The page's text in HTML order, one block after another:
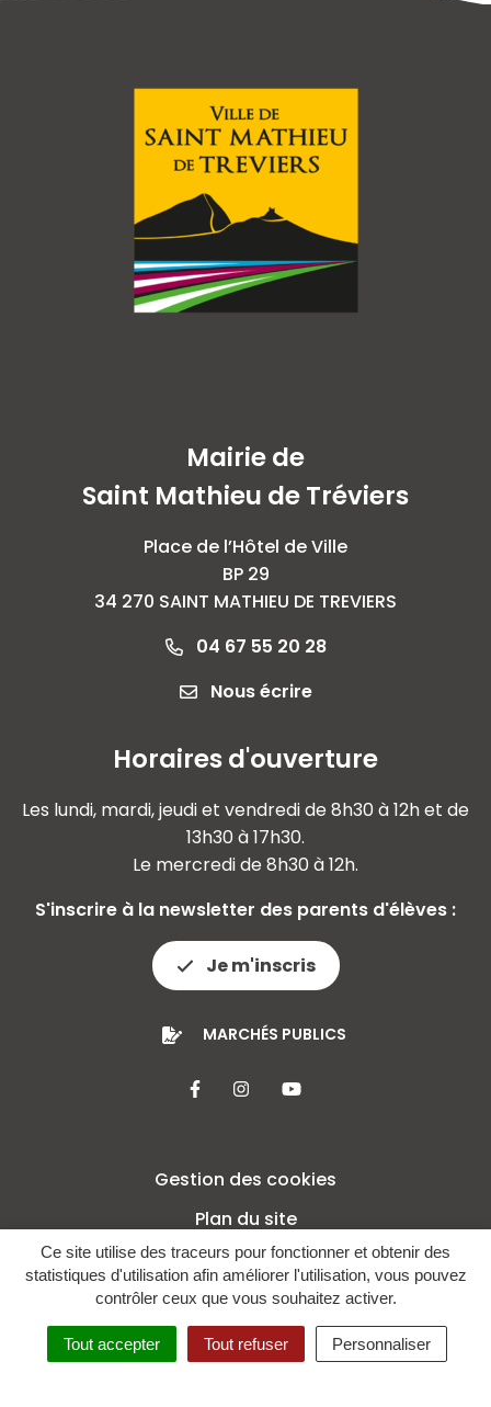
Ce site utilise des traceurs pour fonctionner et obtenir des
statistiques d'utilisation afin améliorer l'utilisation, vous pouvez
contrôler ceux que vous souhaitez activer.
Tout accepter Tout refuser Personnaliser
Mairie de
Saint Mathieu de Tréviers
Place de l’Hôtel de Ville
BP 29
34 270 SAINT MATHIEU DE TREVIERS
04 67 55 20 28
Nous écrire
Horaires d'ouverture
Les lundi, mardi, jeudi et vendredi de 8h30 à 12h et de
13h30 à 17h30.
Le mercredi de 8h30 à 12h.
S'inscrire à la newsletter des parents d'élèves :
Je m'inscris
MARCHÉS PUBLICS
Lien vers le compte Facebook
Lien vers le compte
Lien vers la chaîne
Gestion des cookies
Plan du site
Mentions légales
Crédits
Politique de confidentialité